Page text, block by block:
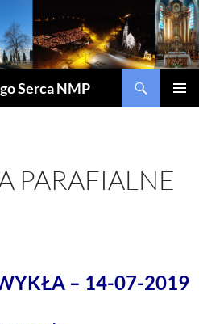
Serca NMP
PARAFIALNE
– 14-07-2019